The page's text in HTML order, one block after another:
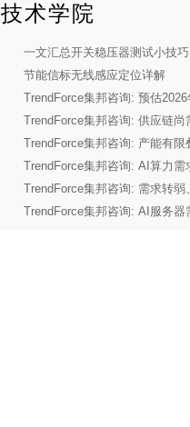
技术学院
一文汇总开关稳压器测试小技巧
节能信标无线感应定位详解